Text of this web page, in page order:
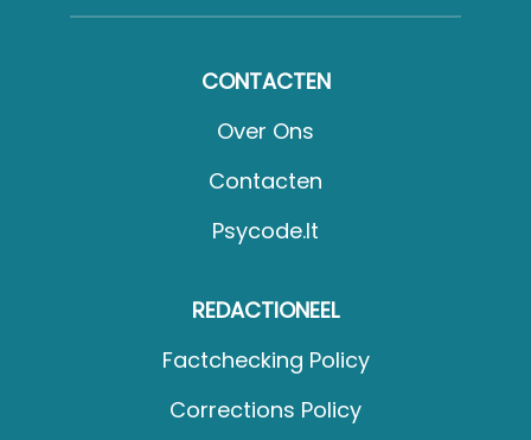
CONTACTEN
Over Ons
Contacten
Psycode.it
REDACTIONEEL
Factchecking Policy
Corrections Policy